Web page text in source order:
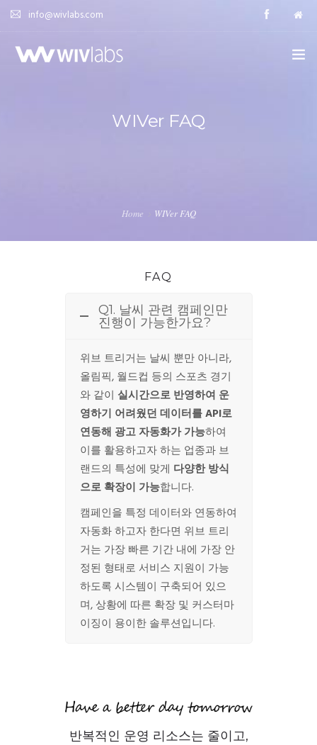
info@wivlabs.com
WIVer FAQ
Home WIVer FAQ
FAQ
Q1. 날씨 관련 캠페인만
진행이 가능한가요?
위브 트리거는 날씨 뿐만 아니라,
올림픽, 월드컵 등의 스포츠 경기
와 같이 실시간으로 반영하여 운
영하기 어려웠던 데이터를API로
연동해 광고 자동화가 가능하여
이를 활용하고자 하는 업종과 브
랜드의 특성에 맞게 다양한 방식
으로 확장이 가능합니다.
캠페인을 특정 데이터와 연동하여
자동화 하고자 한다면 위브 트리
거는 가장 빠른 기간 내에 가장 안
정된 형태로 서비스 지원이 가능
하도록 시스템이 구축되어 있으
며, 상황에 따른 확장 및 커스터마
이징이 용이한 솔루션입니다.
반복적인 운영 리소스는 줄이고,